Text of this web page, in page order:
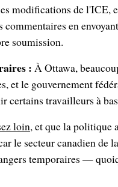
modifications de l'ICE,
commentaires en
soumission.
: À Ottawa,
et le gouvernement
certains travailleurs à
loin, et que la politique
le secteur canadien de
temporaires —